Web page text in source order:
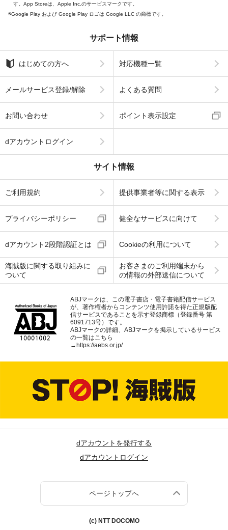
す。App Storeは、Apple Inc.のサービスマークです。
Google Play および Google Play ロゴは Google LLC の商標です。
サポート情報
はじめての方へ 対応機種一覧
メールサービス登録/解除 よくある質問
お問い合わせ ポイント表示設定
dアカウントログイン
サイト情報
ご利用規約 提供事業者等に関する表示
プライバシーポリシー 健全なサービスに向けて
dアカウント2段階認証とは Cookieの利用について
海賊版に関する取り組みに
ついて
お客さまのご利用端末から
の情報の外部送信について
ABJマークは、この電子書店・電子書籍配信サービス
が、著作権者からコンテンツ使用許諾を得た正規版配
信サービスであることを示す登録商標（登録番号 第
6091713号）です。
ABJマークの詳細、ABJマークを掲示しているサービス
の一覧はこちら
→https://aebs.or.jp/
dアカウントを発行する
dアカウントログイン
ページトップへ
(c) NTT DOCOMO